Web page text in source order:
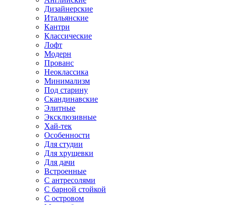
Дизайнерские
Итальянские
Кантри
Классические
Лофт
Модерн
Прованс
Неоклассика
Минимализм
Под старину
Скандинавские
Элитные
Эксклюзивные
Хай-тек
Особенности
Для студии
Для хрущевки
Для дачи
Встроенные
С антресолями
С барной стойкой
С островом